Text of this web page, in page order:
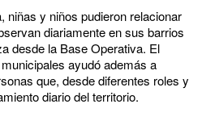
niñas y niños pudieron relacionar
diariamente en sus barrios
desde la Base Operativa. El
ayudó además a
que, desde diferentes roles y
diario del territorio.